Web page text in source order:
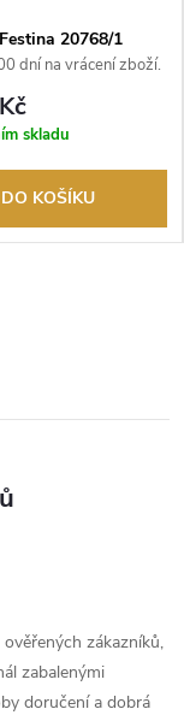
20768/1
dní na vrácení zboží.
prodejce.
skladu
DO KOŠÍKU
zákazníků,
zabalenými
doručení a dobrá